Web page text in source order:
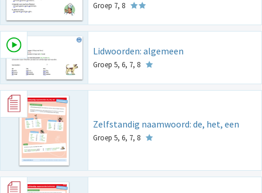
Groep 7, 8
Lidwoorden: algemeen
Groep 5, 6, 7, 8
Zelfstandig naamwoord: de, het, een
Groep 5, 6, 7, 8